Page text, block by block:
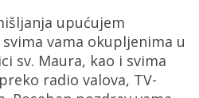
upućujem
vama okupljenima u
sv. Maura, kao i svima
radio valova, TV-